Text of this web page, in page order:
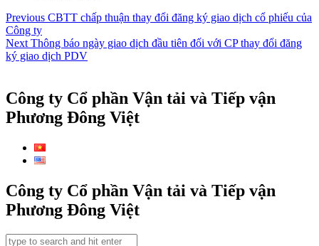
Điều
hướng
bài
Previous Previous
CBTT chấp thuận thay đổi đăng ký giao dịch cổ phiếu của
Công ty
Next Next
post:
Thông báo ngày giao dịch đầu tiên đối với CP thay đổi đăng
ký giao dịch PDV
Công ty Cổ phần Vận tải và Tiếp vận
Phương Đông Việt
Công ty Cổ phần Vận tải và Tiếp vận
Phương Đông Việt